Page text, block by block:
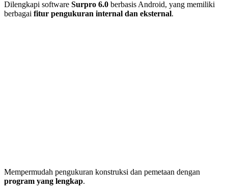
Dilengkapi software Surpro 6.0 berbasis Android, yang memiliki
berbagai fitur pengukuran internal dan eksternal.
Mempermudah pengukuran konstruksi dan pemetaan dengan
program yang lengkap.